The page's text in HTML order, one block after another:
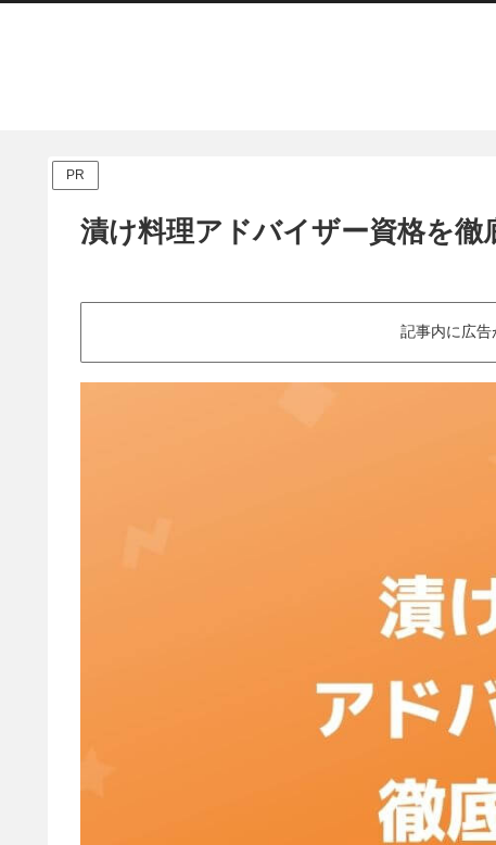
PR
漬け料理アドバイザー資格を徹
記事内に広告